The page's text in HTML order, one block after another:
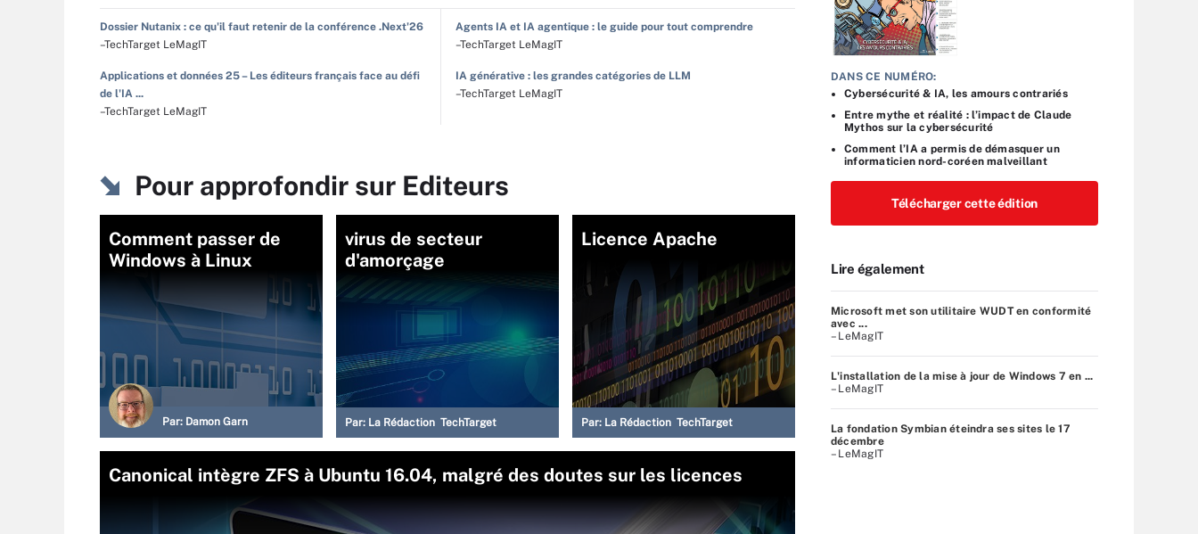
Dossier Nutanix : ce qu'il faut retenir de la conférence .Next'26
–TechTarget LeMagIT
Agents IA et IA agentique : le guide pour tout comprendre
–TechTarget LeMagIT
Applications et données 25 – Les éditeurs français face au défi
de l'IA ...
–TechTarget LeMagIT
IA générative : les grandes catégories de LLM
–TechTarget LeMagIT
Pour approfondir sur Editeurs
Comment passer de
Windows à Linux
Par: Damon Garn
virus de secteur
d'amorçage
Par: La Rédaction TechTarget
Licence Apache
Par: La Rédaction TechTarget
Canonical intègre ZFS à Ubuntu 16.04, malgré des doutes sur les licences
DANS CE NUMÉRO:
Cybersécurité & IA, les amours contrariés
Entre mythe et réalité : l’impact de Claude
Mythos sur la cybersécurité
Comment l’IA a permis de démasquer un
informaticien nord-coréen malveillant
Télécharger cette édition
Lire également
Microsoft met son utilitaire WUDT en conformité
avec ...
– LeMagIT
L'installation de la mise à jour de Windows 7 en ...
– LeMagIT
La fondation Symbian éteindra ses sites le 17
décembre
– LeMagIT